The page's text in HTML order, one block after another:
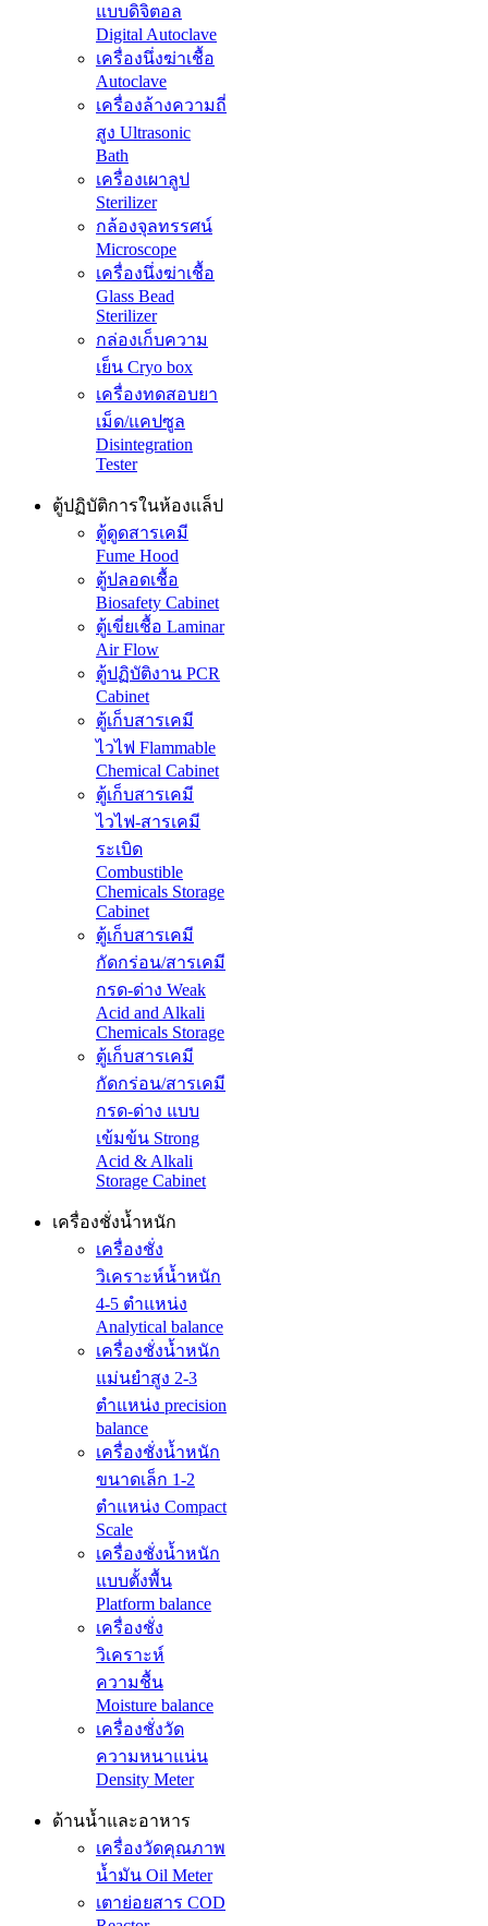
แบบดิจิตอล
Digital Autoclave
เครื่องนึ่งฆ่าเชื้อ
Autoclave
เครื่องล้างความถี่
สูง Ultrasonic
Bath
เครื่องเผาลูป
Sterilizer
กล้องจุลทรรศน์
Microscope
เครื่องนึ่งฆ่าเชื้อ
Glass Bead
Sterilizer
กล่องเก็บความ
เย็น Cryo box
เครื่องทดสอบยา
เม็ด/แคปซูล
Disintegration
Tester
ตู้ปฏิบัติการในห้องแล็ป
ตู้ดูดสารเคมี
Fume Hood
ตู้ปลอดเชื้อ
Biosafety Cabinet
ตู้เขี่ยเชื้อ Laminar
Air Flow
ตู้ปฏิบัติงาน PCR
Cabinet
ตู้เก็บสารเคมี
ไวไฟ Flammable
Chemical Cabinet
ตู้เก็บสารเคมี
ไวไฟ-สารเคมี
ระเบิด
Combustible
Chemicals Storage
Cabinet
ตู้เก็บสารเคมี
กัดกร่อน/สารเคมี
กรด-ด่าง Weak
Acid and Alkali
Chemicals Storage
ตู้เก็บสารเคมี
กัดกร่อน/สารเคมี
กรด-ด่าง แบบ
เข้มข้น Strong
Acid & Alkali
Storage Cabinet
เครื่องชั่งน้ำหนัก
เครื่องชั่ง
วิเคราะห์น้ำหนัก
4-5 ตำแหน่ง
Analytical balance
เครื่องชั่งน้ำหนัก
แม่นยำสูง 2-3
ตำแหน่ง precision
balance
เครื่องชั่งน้ำหนัก
ขนาดเล็ก 1-2
ตำแหน่ง Compact
Scale
เครื่องชั่งน้ำหนัก
แบบตั้งพื้น
Platform balance
เครื่องชั่ง
วิเคราะห์
ความชื้น
Moisture balance
เครื่องชั่งวัด
ความหนาแน่น
Density Meter
ด้านน้ำและอาหาร
เครื่องวัดคุณภาพ
น้ำมัน Oil Meter
เตาย่อยสาร COD